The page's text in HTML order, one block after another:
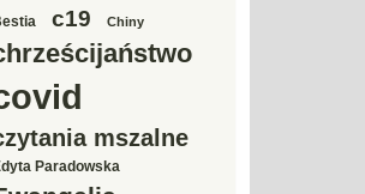
c19 Chiny
mszalne
Paradowska